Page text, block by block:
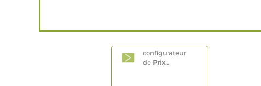
configurateur
de Prix...